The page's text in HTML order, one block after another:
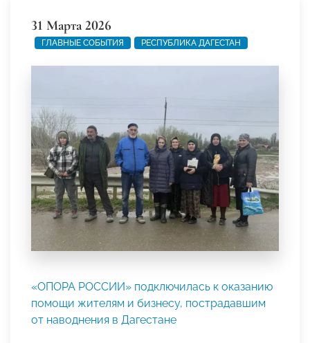
31 Марта 2026
ГЛАВНЫЕ СОБЫТИЯ РЕСПУБЛИКА ДАГЕСТАН
«ОПОРА РОССИИ» подключилась к оказанию
помощи жителям и бизнесу, пострадавшим
от наводнения в Дагестане